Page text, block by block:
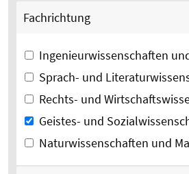
Fachrichtung
Ingenieurwissenschaften
Sprach- und
Rechts- und
Geistes- und
Naturwissenschaften und